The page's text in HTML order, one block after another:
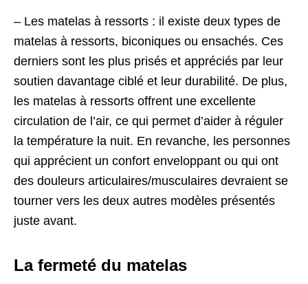
– Les matelas à ressorts : il existe deux types de
matelas à ressorts, biconiques ou ensachés. Ces
derniers sont les plus prisés et appréciés par leur
soutien davantage ciblé et leur durabilité. De plus,
les matelas à ressorts offrent une excellente
circulation de l’air, ce qui permet d’aider à réguler
la température la nuit. En revanche, les personnes
qui apprécient un confort enveloppant ou qui ont
des douleurs articulaires/musculaires devraient se
tourner vers les deux autres modèles présentés
juste avant.
La fermeté du matelas